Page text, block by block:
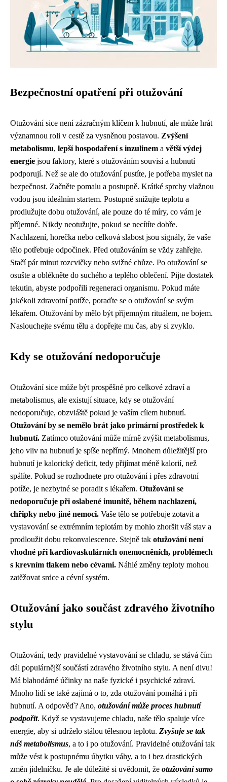
Bezpečnostní opatření při otužování
Otužování sice není zázračným klíčem k hubnutí, ale může hrát
významnou roli v cestě za vysněnou postavou. Zvýšení
metabolismu, lepší hospodaření s inzulinem a větší výdej
energie jsou faktory, které s otužováním souvisí a hubnutí
podporují. Než se ale do otužování pustíte, je potřeba myslet na
bezpečnost. Začněte pomalu a postupně. Krátké sprchy vlažnou
vodou jsou ideálním startem. Postupně snižujte teplotu a
prodlužujte dobu otužování, ale pouze do té míry, co vám je
příjemné. Nikdy neotužujte, pokud se necítíte dobře.
Nachlazení, horečka nebo celková slabost jsou signály, že vaše
tělo potřebuje odpočinek. Před otužováním se vždy zahřejte.
Stačí pár minut rozcvičky nebo svižné chůze. Po otužování se
osušte a oblékněte do suchého a teplého oblečení. Pijte dostatek
tekutin, abyste podpořili regeneraci organismu. Pokud máte
jakékoli zdravotní potíže, poraďte se o otužování se svým
lékařem. Otužování by mělo být příjemným rituálem, ne bojem.
Naslouchejte svému tělu a dopřejte mu čas, aby si zvyklo.
Kdy se otužování nedoporučuje
Otužování sice může být prospěšné pro celkové zdraví a
metabolismus, ale existují situace, kdy se otužování
nedoporučuje, obzvláště pokud je vaším cílem hubnutí.
Otužování by se nemělo brát jako primární prostředek k
hubnutí. Zatímco otužování může mírně zvýšit metabolismus,
jeho vliv na hubnutí je spíše nepřímý. Mnohem důležitější pro
hubnutí je kalorický deficit, tedy přijímat méně kalorií, než
spálíte. Pokud se rozhodnete pro otužování i přes zdravotní
potíže, je nezbytné se poradit s lékařem. Otužování se
nedoporučuje při oslabené imunitě, během nachlazení,
chřipky nebo jiné nemoci. Vaše tělo se potřebuje zotavit a
vystavování se extrémním teplotám by mohlo zhoršit váš stav a
prodloužit dobu rekonvalescence. Stejně tak otužování není
vhodné při kardiovaskulárních onemocněních, problémech
s krevním tlakem nebo cévami. Náhlé změny teploty mohou
zatěžovat srdce a cévní systém.
Otužování jako součást zdravého životního
stylu
Otužování, tedy pravidelné vystavování se chladu, se stává čím
dál populárnější součástí zdravého životního stylu. A není divu!
Má blahodárné účinky na naše fyzické i psychické zdraví.
Mnoho lidí se také zajímá o to, zda otužování pomáhá i při
hubnutí. A odpověď? Ano, otužování může proces hubnutí
podpořit. Když se vystavujeme chladu, naše tělo spaluje více
energie, aby si udrželo stálou tělesnou teplotu. Zvyšuje se tak
náš metabolismus, a to i po otužování. Pravidelné otužování tak
může vést k postupnému úbytku váhy, a to i bez drastických
změn jídelníčku. Je ale důležité si uvědomit, že otužování samo